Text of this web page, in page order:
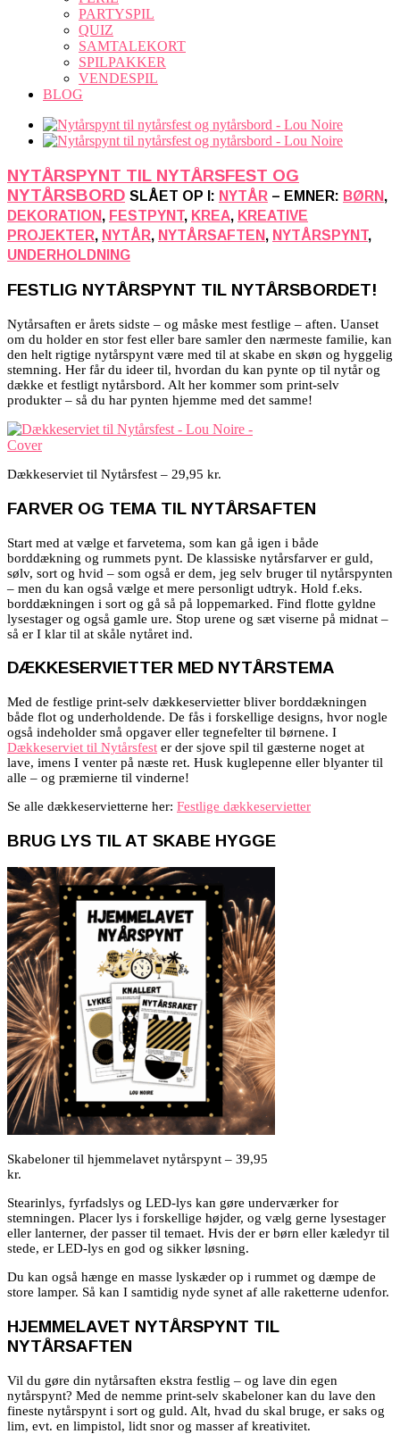
PARTYSPIL
QUIZ
SAMTALEKORT
SPILPAKKER
VENDESPIL
BLOG
NYTÅRSPYNT TIL NYTÅRSFEST OG
NYTÅRSBORD SLÅET OP I: NYTÅR – EMNER: BØRN ,
DEKORATION , FESTPYNT, KREA, KREATIVE
PROJEKTER, NYTÅR, NYTÅRSAFTEN , NYTÅRSPYNT,
UNDERHOLDNING
FESTLIG NYTÅRSPYNT TIL NYTÅRSBORDET!
Nytårsaften er årets sidste – og måske mest festlige – aften. Uanset
om du holder en stor fest eller bare samler den nærmeste familie, kan
den helt rigtige nytårspynt være med til at skabe en skøn og hyggelig
stemning. Her får du ideer til, hvordan du kan pynte op til nytår og
dække et festligt nytårsbord. Alt her kommer som print-selv
produkter – så du har pynten hjemme med det samme!
Dækkeserviet til Nytårsfest – 29,95 kr.
FARVER OG TEMA TIL NYTÅRSAFTEN
Start med at vælge et farvetema, som kan gå igen i både
borddækning og rummets pynt. De klassiske nytårsfarver er guld,
sølv, sort og hvid – som også er dem, jeg selv bruger til nytårspynten
– men du kan også vælge et mere personligt udtryk. Hold f.eks.
borddækningen i sort og gå så på loppemarked. Find flotte gyldne
lysestager og også gamle ure. Stop urene og sæt viserne på midnat –
så er I klar til at skåle nytåret ind.
DÆKKESERVIETTER MED NYTÅRSTEMA
Med de festlige print-selv dækkeservietter bliver borddækningen
både flot og underholdende. De fås i forskellige designs, hvor nogle
også indeholder små opgaver eller tegnefelter til børnene. I
Dækkeserviet til Nytårsfest er der sjove spil til gæsterne noget at
lave, imens I venter på næste ret. Husk kuglepenne eller blyanter til
alle – og præmierne til vinderne!
Se alle dækkeservietterne her: Festlige dækkeservietter
BRUG LYS TIL AT SKABE HYGGE
Skabeloner til hjemmelavet nytårspynt – 39,95
kr.
Stearinlys, fyrfadslys og LED-lys kan gøre underværker for
stemningen. Placer lys i forskellige højder, og vælg gerne lysestager
eller lanterner, der passer til temaet. Hvis der er børn eller kæledyr til
stede, er LED-lys en god og sikker løsning.
Du kan også hænge en masse lyskæder op i rummet og dæmpe de
store lamper. Så kan I samtidig nyde synet af alle raketterne udenfor.
HJEMMELAVET NYTÅRSPYNT TIL
NYTÅRSAFTEN
Vil du gøre din nytårsaften ekstra festlig – og lave din egen
nytårspynt? Med de nemme print-selv skabeloner kan du lave den
fineste nytårspynt i sort og guld. Alt, hvad du skal bruge, er saks og
lim, evt. en limpistol, lidt snor og masser af kreativitet.